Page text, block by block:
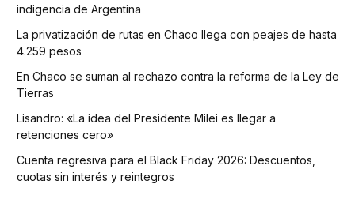
indigencia de Argentina
La privatización de rutas en Chaco llega con peajes de hasta
4.259 pesos
En Chaco se suman al rechazo contra la reforma de la Ley de
Tierras
Lisandro: «La idea del Presidente Milei es llegar a
retenciones cero»
Cuenta regresiva para el Black Friday 2026: Descuentos,
cuotas sin interés y reintegros